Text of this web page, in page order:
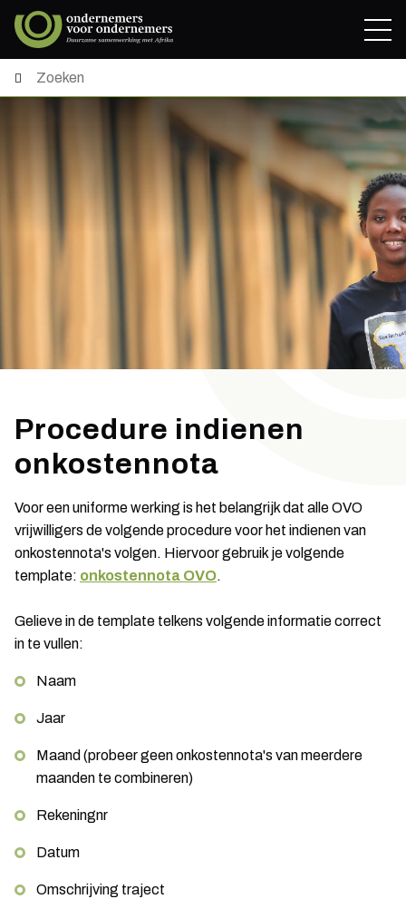
Procedure indienen
onkostennota
Voor een uniforme werking is het belangrijk dat alle OVO
vrijwilligers de volgende procedure voor het indienen van
onkostennota's volgen. Hiervoor gebruik je volgende
template: onkostennota OVO.
Gelieve in de template telkens volgende informatie correct
in te vullen:
Naam
Jaar
Maand (probeer geen onkostennota's van meerdere
maanden te combineren)
Rekeningnr
Datum
Omschrijving traject